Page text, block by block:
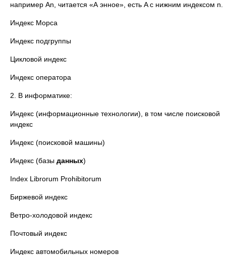
например An, читается «А энное», есть A с нижним индексом n.
Индекс Морса
Индекс подгруппы
Цикловой индекс
Индекс оператора
2. В информатике:
Индекс (информационные технологии), в том числе поисковой
индекс
Индекс (поисковой машины)
Индекс (базы данных)
Index Librorum Prohibitorum
Биржевой индекс
Ветро-холодовой индекс
Почтовый индекс
Индекс автомобильных номеров